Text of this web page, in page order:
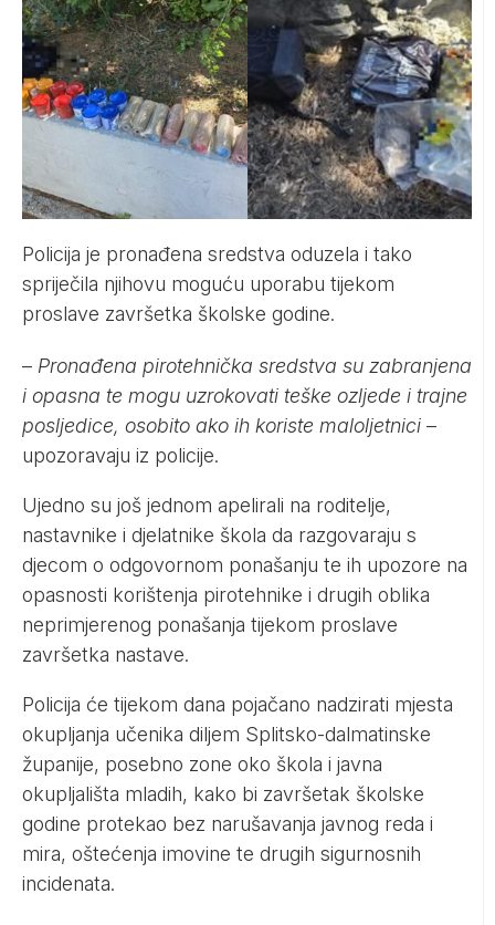
Policija je pronađena sredstva oduzela i tako
spriječila njihovu moguću uporabu tijekom
proslave završetka školske godine.
– Pronađena pirotehnička sredstva su zabranjena
i opasna te mogu uzrokovati teške ozljede i trajne
posljedice, osobito ako ih koriste maloljetnici –
upozoravaju iz policije.
Ujedno su još jednom apelirali na roditelje,
nastavnike i djelatnike škola da razgovaraju s
djecom o odgovornom ponašanju te ih upozore na
opasnosti korištenja pirotehnike i drugih oblika
neprimjerenog ponašanja tijekom proslave
završetka nastave.
Policija će tijekom dana pojačano nadzirati mjesta
okupljanja učenika diljem Splitsko-dalmatinske
županije, posebno zone oko škola i javna
okupljališta mladih, kako bi završetak školske
godine protekao bez narušavanja javnog reda i
mira, oštećenja imovine te drugih sigurnosnih
incidenata.